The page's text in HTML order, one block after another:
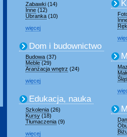
Zabawki (14)
Inne (12)
Ubranka (10)
więcej
Dom i budownictwo
Budowa (37)
Meble (29)
Aranżacja wnętrz (24)
więcej
Edukacja, nauka
Szkolenia (26)
Kursy (18)
Tłumaczenia (9)
więcej